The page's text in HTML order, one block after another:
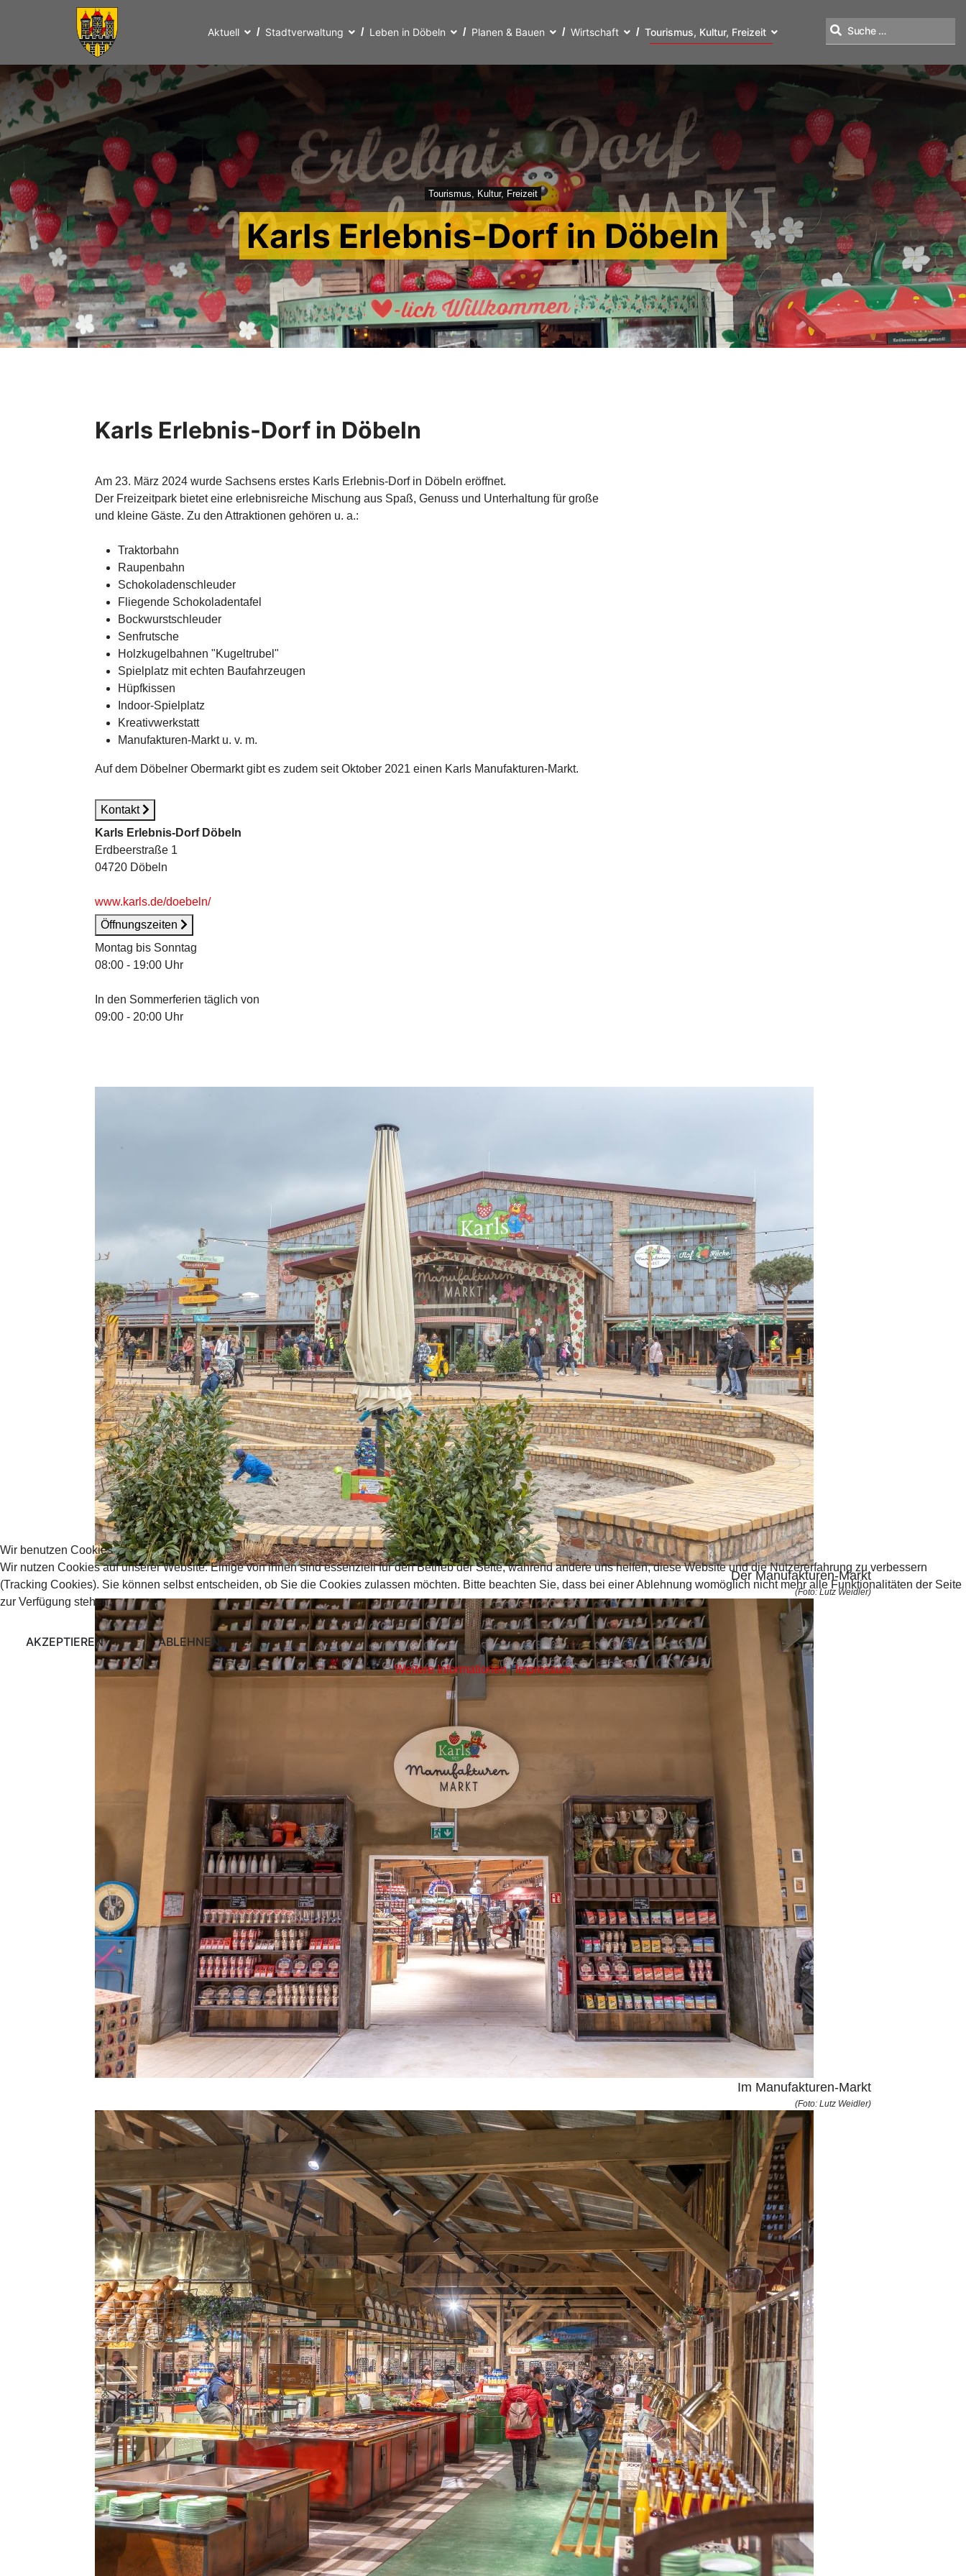
Aktuell Stadtverwaltung Leben in Döbeln Planen & Bauen Wirtschaft Tourismus, Kultur, Freizeit
Tourismus, Kultur, Freizeit
Karls Erlebnis-Dorf in Döbeln
Karls Erlebnis-Dorf in Döbeln
Am 23. März 2024 wurde Sachsens erstes Karls Erlebnis-Dorf in Döbeln eröffnet.
Der Freizeitpark bietet eine erlebnisreiche Mischung aus Spaß, Genuss und Unterhaltung für große
und kleine Gäste. Zu den Attraktionen gehören u. a.:
Traktorbahn
Raupenbahn
Schokoladenschleuder
Fliegende Schokoladentafel
Bockwurstschleuder
Senfrutsche
Holzkugelbahnen "Kugeltrubel"
Spielplatz mit echten Baufahrzeugen
Hüpfkissen
Indoor-Spielplatz
Kreativwerkstatt
Manufakturen-Markt u. v. m.
Auf dem Döbelner Obermarkt gibt es zudem seit Oktober 2021 einen Karls Manufakturen-Markt.
Kontakt
Karls Erlebnis-Dorf Döbeln
Erdbeerstraße 1
04720 Döbeln
www.karls.de/doebeln/
Öffnungszeiten
Montag bis Sonntag
08:00 - 19:00 Uhr
In den Sommerferien täglich von
09:00 - 20:00 Uhr
Der Manufakturen-Markt
(Foto: Lutz Weidler)
Im Manufakturen-Markt
(Foto: Lutz Weidler)
Wir benutzen Cookies
Wir nutzen Cookies auf unserer Website. Einige von ihnen sind essenziell für den Betrieb der Seite, während andere uns helfen, diese Website und die Nutzererfahrung zu verbessern
(Tracking Cookies). Sie können selbst entscheiden, ob Sie die Cookies zulassen möchten. Bitte beachten Sie, dass bei einer Ablehnung womöglich nicht mehr alle Funktionalitäten der Seite
zur Verfügung stehen.
AKZEPTIEREN ABLEHNEN
Weitere Informationen|Impressum